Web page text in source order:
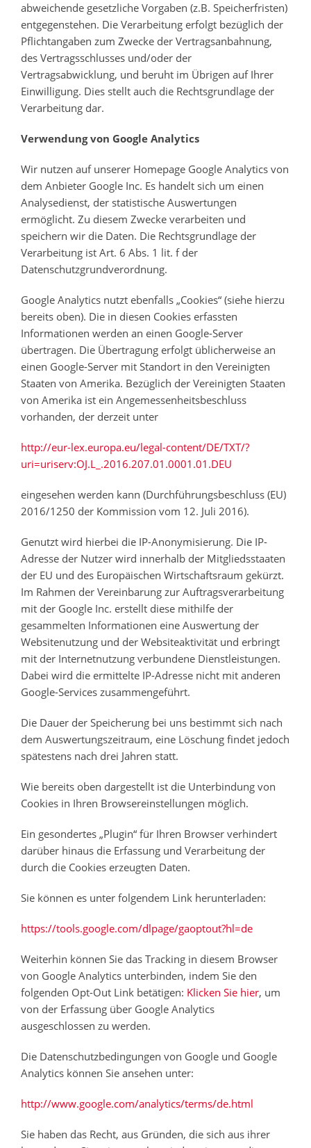
abweichende gesetzliche Vorgaben (z.B. Speicherfristen)
entgegenstehen. Die Verarbeitung erfolgt bezüglich der
Pflichtangaben zum Zwecke der Vertragsanbahnung,
des Vertragsschlusses und/oder der
Vertragsabwicklung, und beruht im Übrigen auf Ihrer
Einwilligung. Dies stellt auch die Rechtsgrundlage der
Verarbeitung dar.
Verwendung von Google Analytics
Wir nutzen auf unserer Homepage Google Analytics von
dem Anbieter Google Inc. Es handelt sich um einen
Analysedienst, der statistische Auswertungen
ermöglicht. Zu diesem Zwecke verarbeiten und
speichern wir die Daten. Die Rechtsgrundlage der
Verarbeitung ist Art. 6 Abs. 1 lit. f der
Datenschutzgrundverordnung.
Google Analytics nutzt ebenfalls „Cookies“ (siehe hierzu
bereits oben). Die in diesen Cookies erfassten
Informationen werden an einen Google-Server
übertragen. Die Übertragung erfolgt üblicherweise an
einen Google-Server mit Standort in den Vereinigten
Staaten von Amerika. Bezüglich der Vereinigten Staaten
von Amerika ist ein Angemessenheitsbeschluss
vorhanden, der derzeit unter
http://eur-lex.europa.eu/legal-content/DE/TXT/?
uri=uriserv:OJ.L_.2016.207.01.0001.01.DEU
eingesehen werden kann (Durchführungsbeschluss (EU)
2016/1250 der Kommission vom 12. Juli 2016).
Genutzt wird hierbei die IP-Anonymisierung. Die IP-
Adresse der Nutzer wird innerhalb der Mitgliedsstaaten
der EU und des Europäischen Wirtschaftsraum gekürzt.
Im Rahmen der Vereinbarung zur Auftragsverarbeitung
mit der Google Inc. erstellt diese mithilfe der
gesammelten Informationen eine Auswertung der
Websitenutzung und der Websiteaktivität und erbringt
mit der Internetnutzung verbundene Dienstleistungen.
Dabei wird die ermittelte IP-Adresse nicht mit anderen
Google-Services zusammengeführt.
Die Dauer der Speicherung bei uns bestimmt sich nach
dem Auswertungszeitraum, eine Löschung findet jedoch
spätestens nach drei Jahren statt.
Wie bereits oben dargestellt ist die Unterbindung von
Cookies in Ihren Browsereinstellungen möglich.
Ein gesondertes „Plugin“ für Ihren Browser verhindert
darüber hinaus die Erfassung und Verarbeitung der
durch die Cookies erzeugten Daten.
Sie können es unter folgendem Link herunterladen:
https://tools.google.com/dlpage/gaoptout?hl=de
Weiterhin können Sie das Tracking in diesem Browser
von Google Analytics unterbinden, indem Sie den
folgenden Opt-Out Link betätigen: Klicken Sie hier, um
von der Erfassung über Google Analytics
ausgeschlossen zu werden.
Die Datenschutzbedingungen von Google und Google
Analytics können Sie ansehen unter:
http://www.google.com/analytics/terms/de.html
Sie haben das Recht, aus Gründen, die sich aus ihrer